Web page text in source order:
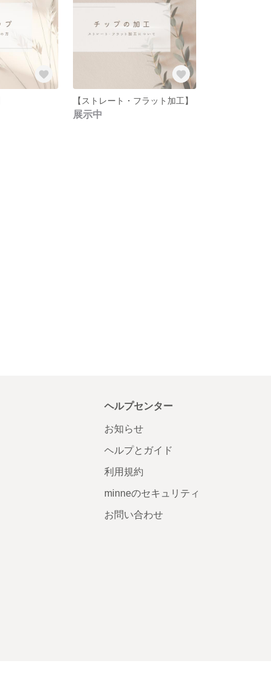
【ストレート・フラット加工】
展示中
ヘルプセンター
お知らせ
ヘルプとガイド
利用規約
minneのセキュリティ
お問い合わせ